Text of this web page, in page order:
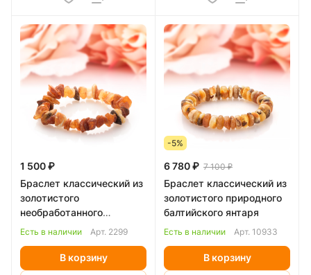
1 500 ₽
Браслет классический из
золотистого
необработанного
Балтийского янтаря
Есть в наличии Арт. 2299
В корзину
-5%
6 780 ₽ 7 100 ₽
Браслет классический из
золотистого природного
балтийского янтаря
Есть в наличии Арт. 10933
В корзину